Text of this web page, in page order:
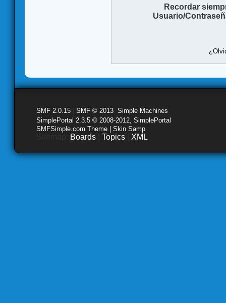
Recordar
Usuario/
SMF 2.0.15 SMF © 2013 Simple Machines
SimplePortal 2.3.5 © 2008-2012, SimplePortal
SMFSimple.com Theme | Skin Samp
Boards Topics XML